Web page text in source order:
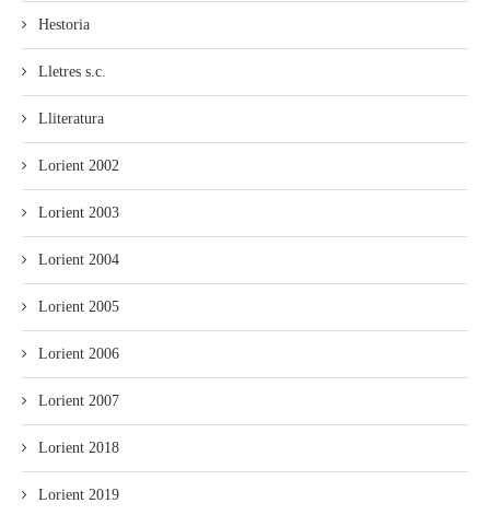
Hestoria
Lletres s.c.
Lliteratura
Lorient 2002
Lorient 2003
Lorient 2004
Lorient 2005
Lorient 2006
Lorient 2007
Lorient 2018
Lorient 2019